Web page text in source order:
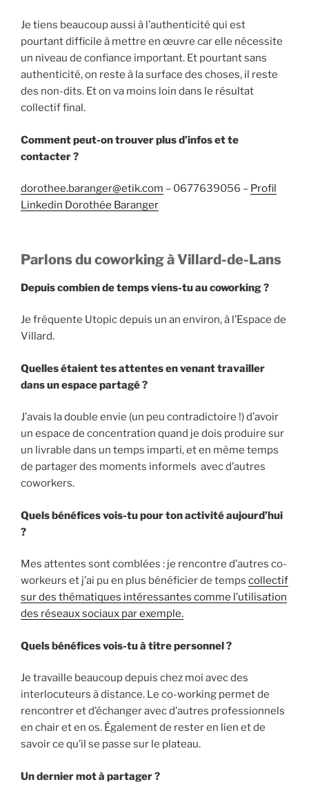
Je tiens beaucoup aussi à l’authenticité qui est
pourtant difficile à mettre en œuvre car elle nécessite
un niveau de confiance important. Et pourtant sans
authenticité, on reste à la surface des choses, il reste
des non-dits. Et on va moins loin dans le résultat
collectif final.
Comment peut-on trouver plus d’infos et te
contacter ?
dorothee.baranger@etik.com – 0677639056 – Profil
Linkedin Dorothée Baranger
Parlons du coworking à Villard-de-Lans
Depuis combien de temps viens-tu au coworking ?
Je fréquente Utopic depuis un an environ, à l’Espace de
Villard.
Quelles étaient tes attentes en venant travailler
dans un espace partagé ?
J’avais la double envie (un peu contradictoire !) d’avoir
un espace de concentration quand je dois produire sur
un livrable dans un temps imparti, et en même temps
de partager des moments informels avec d’autres
coworkers.
Quels bénéfices vois-tu pour ton activité aujourd’hui
?
Mes attentes sont comblées : je rencontre d’autres co-
workeurs et j’ai pu en plus bénéficier de temps collectif
sur des thématiques intéressantes comme l’utilisation
des réseaux sociaux par exemple.
Quels bénéfices vois-tu à titre personnel ?
Je travaille beaucoup depuis chez moi avec des
interlocuteurs à distance. Le co-working permet de
rencontrer et d’échanger avec d’autres professionnels
en chair et en os. Également de rester en lien et de
savoir ce qu’il se passe sur le plateau.
Un dernier mot à partager ?